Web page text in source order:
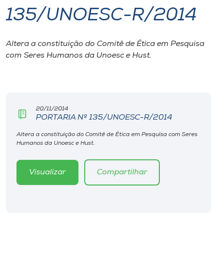
I.nova
Diplomados
CPA
Biblioteca
Editora
135/UNOESC-R/2014
Altera a constituição do Comitê de Ética em Pesquisa
com Seres Humanos da Unoesc e Hust.
20/11/2014
PORTARIA Nº 135/UNOESC-R/2014
Altera a constituição do Comitê de Ética em Pesquisa com Seres
Humanos da Unoesc e Hust.
Visualizar Compartilhar